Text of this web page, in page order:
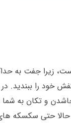
از ۲۷۰۰ گرم و قد تقریبا ۵۰ سانتی
و تکان به
ضربان قلب او به ۱۲۰ تا ۱۶۰ ضربه در